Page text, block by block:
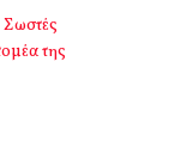
Σωστές
της